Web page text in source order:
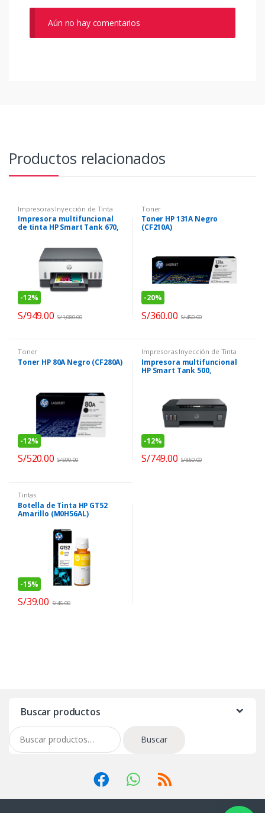
Aún no hay comentarios
Productos relacionados
Impresoras Inyección de Tinta
Impresora multifuncional
de tinta HP Smart Tank 670,
-12%
S/949.00 S/1,080.00
Toner
Toner HP 131A Negro
(CF210A)
-20%
S/360.00 S/450.00
Toner
Toner HP 80A Negro (CF280A)
-12%
S/520.00 S/590.00
Impresoras Inyección de Tinta
Impresora multifuncional
HP Smart Tank 500,
-12%
S/749.00 S/850.00
Tintas
Botella de Tinta HP GT52
Amarillo (M0H56AL)
-15%
S/39.00 S/46.00
Buscar productos
Buscar por:
Buscar